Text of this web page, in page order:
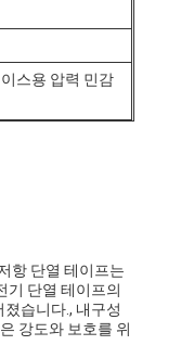
스용 압력 민감
항 단열 테이프는
기 단열 테이프의
습니다., 내구성
강도와 보호를 위